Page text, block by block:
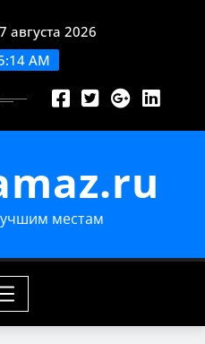
августа 2026
AM
местам